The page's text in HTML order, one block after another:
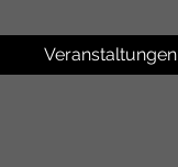
Veranstaltungen